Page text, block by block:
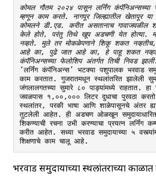
कोमल गौतम २०२४ पासून लर्निंग कंपॅनिअन्सच्या
म्हणून काम करते. नागपूर जिल्ह्यातील खेतापूर या
कोमलने डी.एड. करीत असतानाच गावाजवळील
केले होते. परंतु तिथे खूप अडचणी येत होत्या.
नव्हते. मुले तर मोकळेपणाने शिकू शकत
आहे का, पुढे जात आहे का, हे पाहू शकत
कंपॅनिअन्सच्या फेलोशिप अंतर्गत तिची निवड झाली.
‘लर्निंग कंपॅनिअन्स’ भटक्या पशुपालक भरवाड
काम करतात. गुजरातमधून स्थलांतरित झालेली
जंगलालगतच्या सुमारे ८० पाड्यांमध्ये राहतात. हा
जवळपास १,००,००० लिटर दुधाचा पुरवठा
स्थलांतर, परकी भाषा आणि शाळेपासूनचे अंतर
तुटलेली आहेत. ही अडचण ओळखून
शिकण्याची रचना उभी करण्याचा प्रयत्न लर्निंग
करीत आहेत. सध्या भरवाड समुदायाच्या ५
शिक्षणाचे काम चालू आहे.
भरवाड समुदायाच्या स्थलांतराच्या